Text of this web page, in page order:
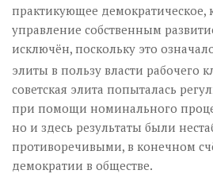
практикующее демократическое,
управление собственным
исключён, поскольку это
элиты в пользу власти рабочего
советская элита попыталась
при помощи номинального
но и здесь результаты были
противоречивыми, в конечном
демократии в обществе.